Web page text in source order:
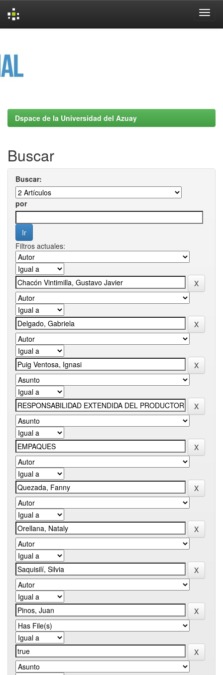
Dspace de la Universidad del Azuay
Buscar
Buscar:
por
Filtros actuales: